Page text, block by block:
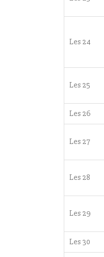
Les 24
Les 25
Les 26
Les 27
Les 28
Les 29
Les 30